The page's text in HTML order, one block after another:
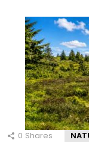
0 Shares